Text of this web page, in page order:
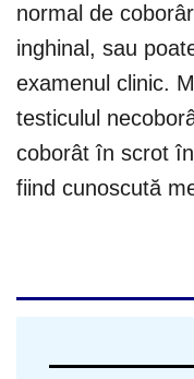
normal de
inghinal, sau
examenul clinic.
testiculul
coborât în scrot
fiind cunoscută